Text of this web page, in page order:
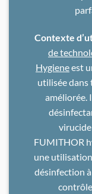
Contexte
de
Hygieneest
utilisée dans
améliorée.
FUMITHOR
une
désinfection